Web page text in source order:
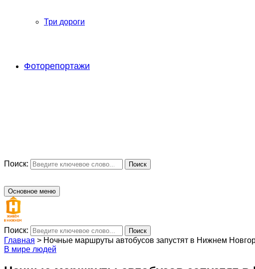
Три дороги
Фоторепортажи
Поиск: Поиск
Основное меню
Поиск: Поиск
Главная > Ночные маршруты автобусов запустят в Нижнем
В мире людей